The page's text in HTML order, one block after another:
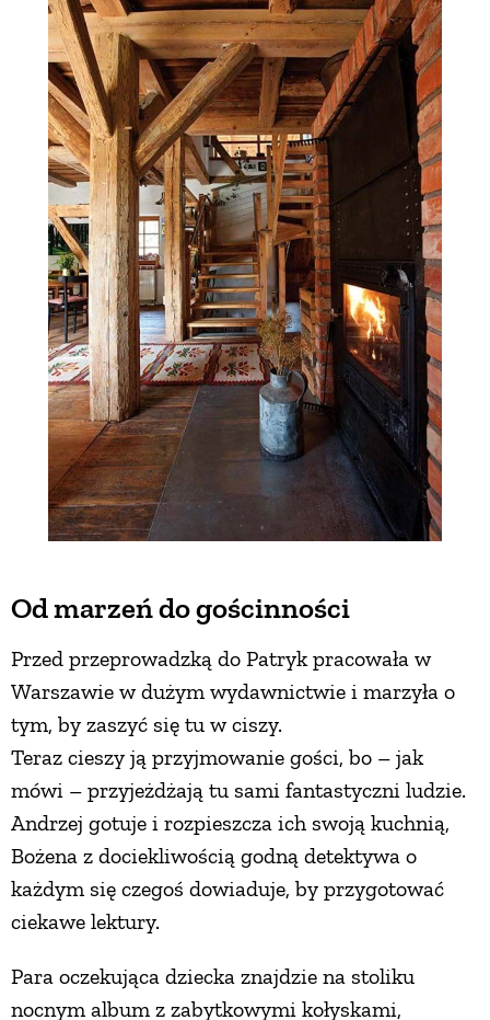
Od marzeń do gościnności
Przed przeprowadzką do Patryk pracowała w
Warszawie w dużym wydawnictwie i marzyła o
tym, by zaszyć się tu w ciszy.
Teraz cieszy ją przyjmowanie gości, bo – jak
mówi – przyjeżdżają tu sami fantastyczni ludzie.
Andrzej gotuje i rozpieszcza ich swoją kuchnią,
Bożena z dociekliwością godną detektywa o
każdym się czegoś dowiaduje, by przygotować
ciekawe lektury.
Para oczekująca dziecka znajdzie na stoliku
nocnym album z zabytkowymi kołyskami,